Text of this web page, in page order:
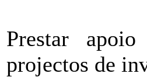
Prestar
projectos de